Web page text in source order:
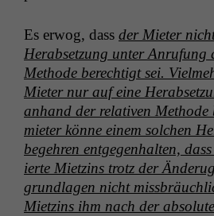
Es erwog, dass der Mieter
Her­ab­set­zung unter Anrufung
Meth­ode berechtigt sei.
Mieter nur auf eine
anhand der rel­a­tiv­en
mi­eter könne einem solchen
begehren ent­ge­gen­hal­ten,
ierte Miet­zins trotz der
grund­la­gen nicht
Miet­zins ihm nach der